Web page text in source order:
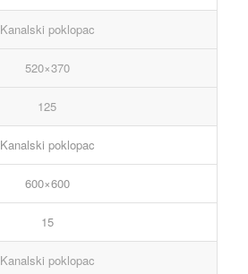
Kanalski poklopac
520×370
125
Kanalski poklopac
600×600
15
Kanalski poklopac